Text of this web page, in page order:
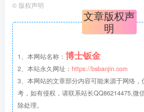
© 版权声明
文章版权声
明
1、本网站名称： 博士钣金
2、本站永久网址： https://bsbanjin.com
3、本网站的文章部分内容可能来源于网络，
考，如有侵权，请联系站长QQ86214475,微
除处理。